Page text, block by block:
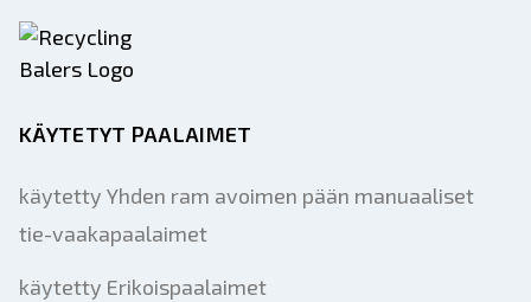
KÄYTETYT PAALAIMET
käytetty Yhden ram avoimen pään manuaaliset
tie-vaakapaalaimet
käytetty Erikoispaalaimet